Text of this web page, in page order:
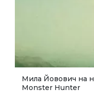
Мила Йовович на
Monster Hunter